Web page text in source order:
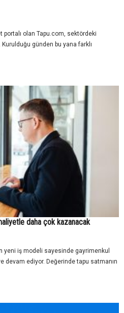
olan Tapu.com, sektördeki
günden bu yana farklı
daha çok kazanacak
yeni iş modeli sayesinde gayrimenkul
devam ediyor. Değerinde tapu satmanın